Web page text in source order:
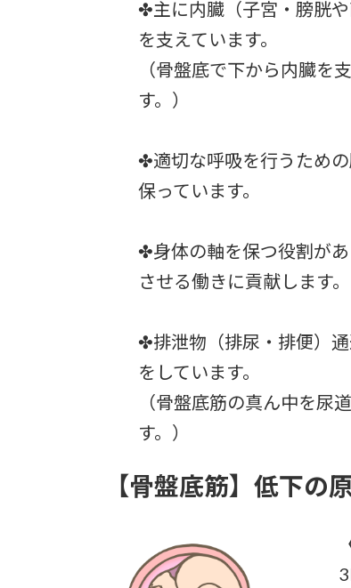
✤主に内臓（子宮・膀胱
を支えています。
（骨盤底で下から内臓を
す。）
✤適切な呼吸を行うため
保っています。
✤身体の軸を保つ役割が
させる働きに貢献します。
✤排泄物（排尿・排便）
をしています。
（骨盤底筋の真ん中を尿
す。）
【骨盤底筋】低下の